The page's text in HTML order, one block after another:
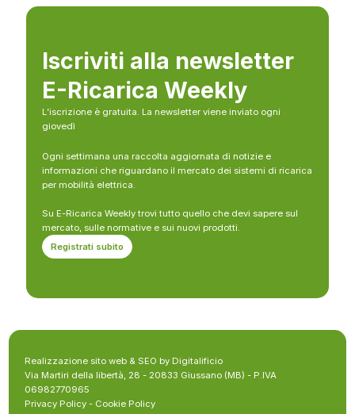
Iscriviti alla newsletter
E-Ricarica Weekly
L’iscrizione è gratuita. La newsletter viene inviato ogni
giovedì
Ogni settimana una raccolta aggiornata di notizie e
informazioni che riguardano il mercato dei sistemi di ricarica
per mobilità elettrica.
Su E-Ricarica Weekly trovi tutto quello che devi sapere sul
mercato, sulle normative e sui nuovi prodotti.
Registrati subito
Realizzazione sito web & SEO by Digitalificio
Via Martiri della libertà, 28 - 20833 Giussano (MB) - P.IVA
06982770965
Privacy Policy - Cookie Policy